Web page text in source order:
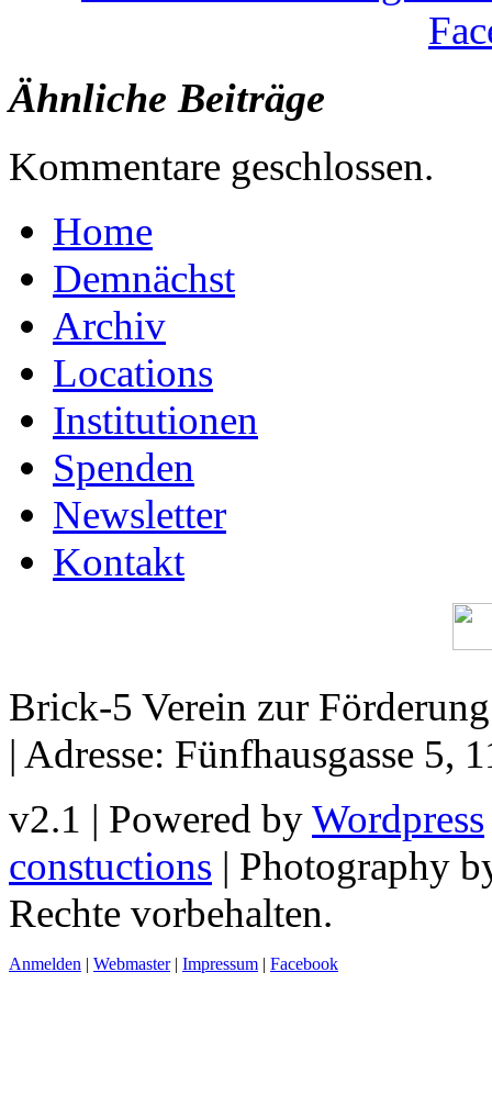
Ähnliche Beiträge
Kommentare geschlossen.
Home
Demnächst
Archiv
Locations
Institutionen
Spenden
Newsletter
Kontakt
Brick-5 Verein zur
| Adresse: Fünfhausgasse 5,
v2.1 | Powered byWordpress
constuctions | Photography
Rechte vorbehalten.
Anmelden | Webmaster| Impressum | Facebook